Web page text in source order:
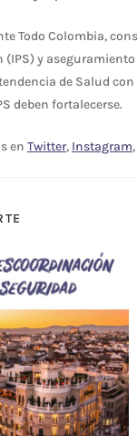
Todo Colombia,
(IPS) y
de Salud
deben fortalecerse.
en Twitter, Instagram,